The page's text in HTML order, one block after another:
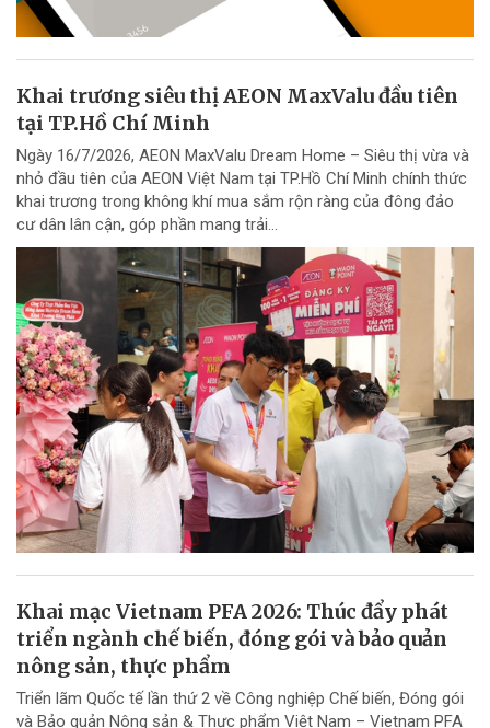
Khai trương siêu thị AEON MaxValu đầu tiên
tại TP.Hồ Chí Minh
Ngày 16/7/2026, AEON MaxValu Dream Home – Siêu thị vừa và
nhỏ đầu tiên của AEON Việt Nam tại TP.Hồ Chí Minh chính thức
khai trương trong không khí mua sắm rộn ràng của đông đảo
cư dân lân cận, góp phần mang trải...
Khai mạc Vietnam PFA 2026: Thúc đẩy phát
triển ngành chế biến, đóng gói và bảo quản
nông sản, thực phẩm
Triển lãm Quốc tế lần thứ 2 về Công nghiệp Chế biến, Đóng gói
và Bảo quản Nông sản & Thực phẩm Việt Nam – Vietnam PFA